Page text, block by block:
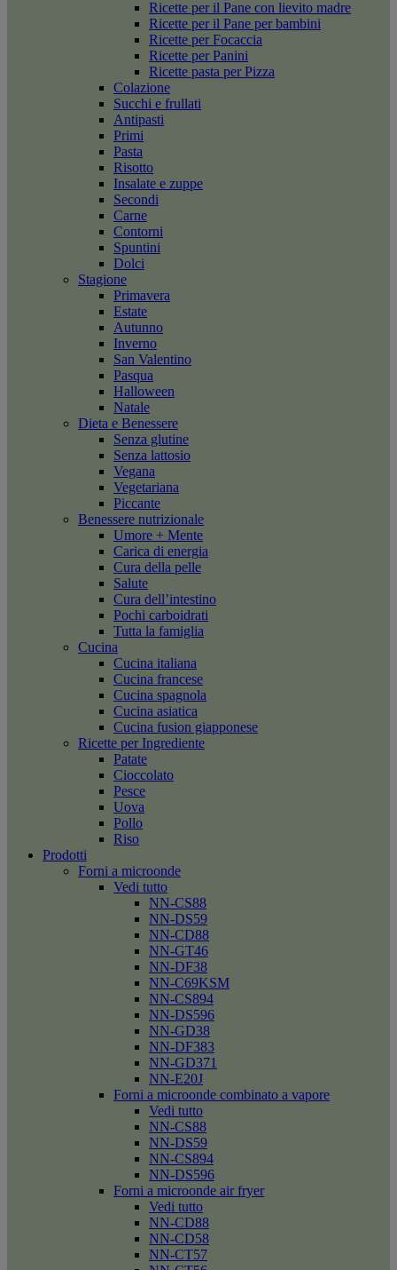
Ricette per il Pane con lievito madre
Ricette per il Pane per bambini
Ricette per Focaccia
Ricette per Panini
Ricette pasta per Pizza
Colazione
Succhi e frullati
Antipasti
Primi
Pasta
Risotto
Insalate e zuppe
Secondi
Carne
Contorni
Spuntini
Dolci
Stagione
Primavera
Estate
Autunno
Inverno
San Valentino
Pasqua
Halloween
Natale
Dieta e Benessere
Senza glutine
Senza lattosio
Vegana
Vegetariana
Piccante
Benessere nutrizionale
Umore + Mente
Carica di energia
Cura della pelle
Salute
Cura dell’intestino
Pochi carboidrati
Tutta la famiglia
Cucina
Cucina italiana
Cucina francese
Cucina spagnola
Cucina asiatica
Cucina fusion giapponese
Ricette per Ingrediente
Patate
Cioccolato
Pesce
Uova
Pollo
Riso
Prodotti
Forni a microonde
Vedi tutto
NN-CS88
NN-DS59
NN-CD88
NN-GT46
NN-DF38
NN-C69KSM
NN-CS894
NN-DS596
NN-GD38
NN-DF383
NN-GD371
NN-E20J
Forni a microonde combinato a vapore
Vedi tutto
NN-CS88
NN-DS59
NN-CS894
NN-DS596
Forni a microonde air fryer
Vedi tutto
NN-CD88
NN-CD58
NN-CT57